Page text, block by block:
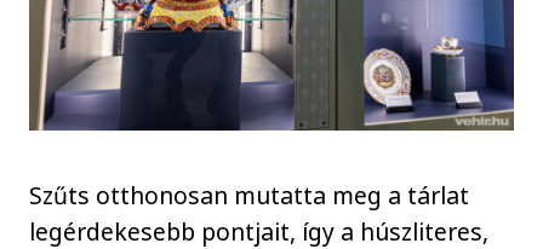
Szűts otthonosan mutatta meg a tárlat
legérdekesebb pontjait, így a húszliteres,